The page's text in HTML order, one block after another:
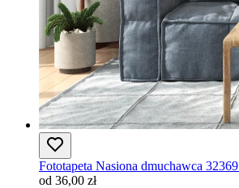
Fototapeta Nasiona dmuchawca 32369
od 36,00 zł